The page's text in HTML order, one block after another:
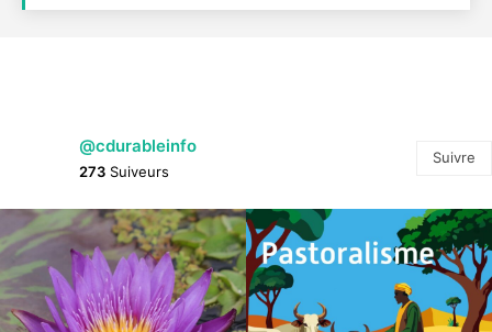
@cdurableinfo
273 Suiveurs
Suivre